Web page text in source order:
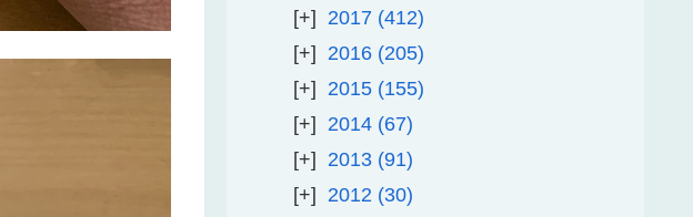
2017 412
2016 205
2015 155
2014 67
2013 91
2012
30